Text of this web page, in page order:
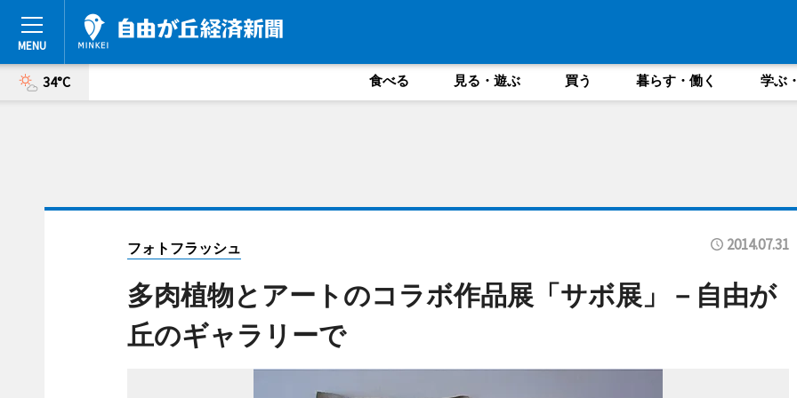
34°C 食べる 見る・遊ぶ 買う 暮らす・働く 学ぶ
フォトフラッシュ 2014.07.31
多肉植物とアートのコラボ作品展「サボ展」－自由が
丘のギャラリーで